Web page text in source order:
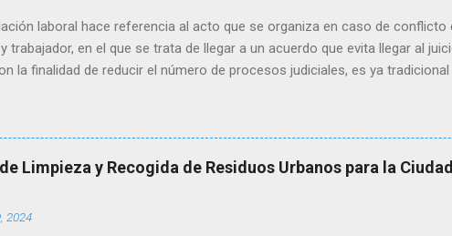
laboral hace referencia al acto que se organiza en caso de conflicto
trabajador, en el que se trata de llegar a un acuerdo que evita llegar al
la finalidad de reducir el número de procesos judiciales, es ya tradicional
a interponer su demanda. La conciliación obligatoria previa se regula
la Ley 36/2011, de 10 de octubre, de jurisdicción social y por los arts. 4 a
por el que el CMAC (Centro de Mediación, Arbitraje y Conciliación)
que tiene encomendadas. El CMAC se encarga de gestionar los casos
se dedica a l...
Limpieza y Recogida de Residuos Urbanos para la
2024